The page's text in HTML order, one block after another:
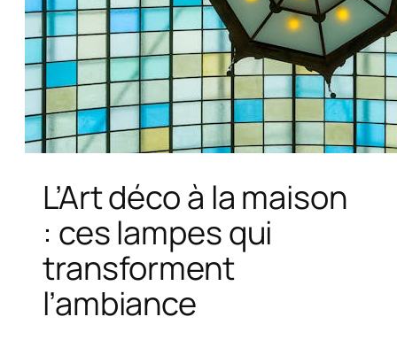
L’Art déco à la maison
: ces lampes qui
transforment
l’ambiance